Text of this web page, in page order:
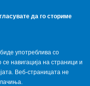
да го сториме
употреблива со
навигација на страници и
Веб-страницата не